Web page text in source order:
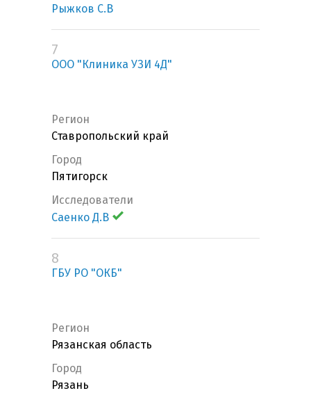
Рыжков С.В
7
ООО "Клиника УЗИ 4Д"
Регион
Ставропольский край
Город
Пятигорск
Исследователи
Саенко Д.В
8
ГБУ РО "ОКБ"
Регион
Рязанская область
Город
Рязань